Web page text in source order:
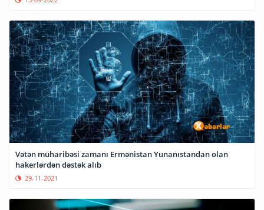
Vətən müharibəsi zamanı Ermənistan Yunanıstandan olan
hakerlərdən dəstək alıb
29-11-2021